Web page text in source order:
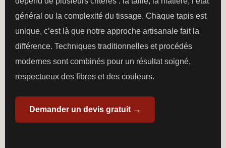
général ou la complexité du tissage. Chaque tapis est
unique, c’est là que notre approche artisanale fait la
différence. Techniques traditionnelles et procédés
modernes sont combinés pour un résultat soigné,
respectueux des fibres et des couleurs.
Demander un devis gratuit →